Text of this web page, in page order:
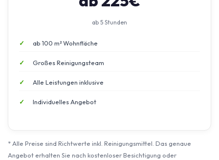
ab 5 Stunden
ab 100 m² Wohnfläche
Großes Reinigungsteam
Alle Leistungen inklusive
Individuelles Angebot
* Alle Preise sind Richtwerte inkl. Reinigungsmittel. Das genaue
Angebot erhalten Sie nach kostenloser Besichtigung oder